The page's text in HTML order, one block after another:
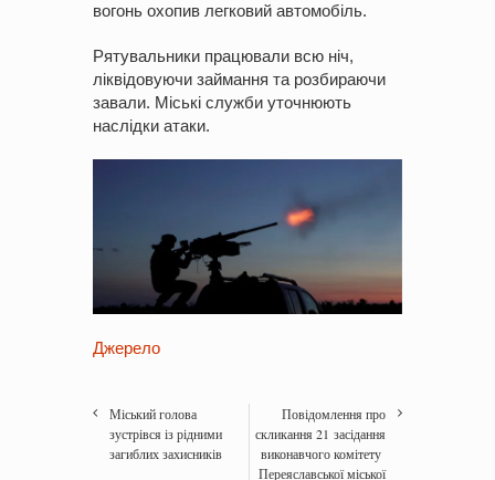
вогонь охопив легковий автомобіль.
Рятувальники працювали всю ніч,
ліквідовуючи займання та розбираючи
завали. Міські служби уточнюють
наслідки атаки.
Джерело
Міський голова
зустрівся із рідними
загиблих захисників
Повідомлення про
скликання 21 засідання
виконавчого комітету
Переяславської міської